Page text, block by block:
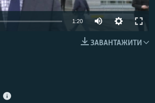
1:20
ЗАВАНТАЖИТИ